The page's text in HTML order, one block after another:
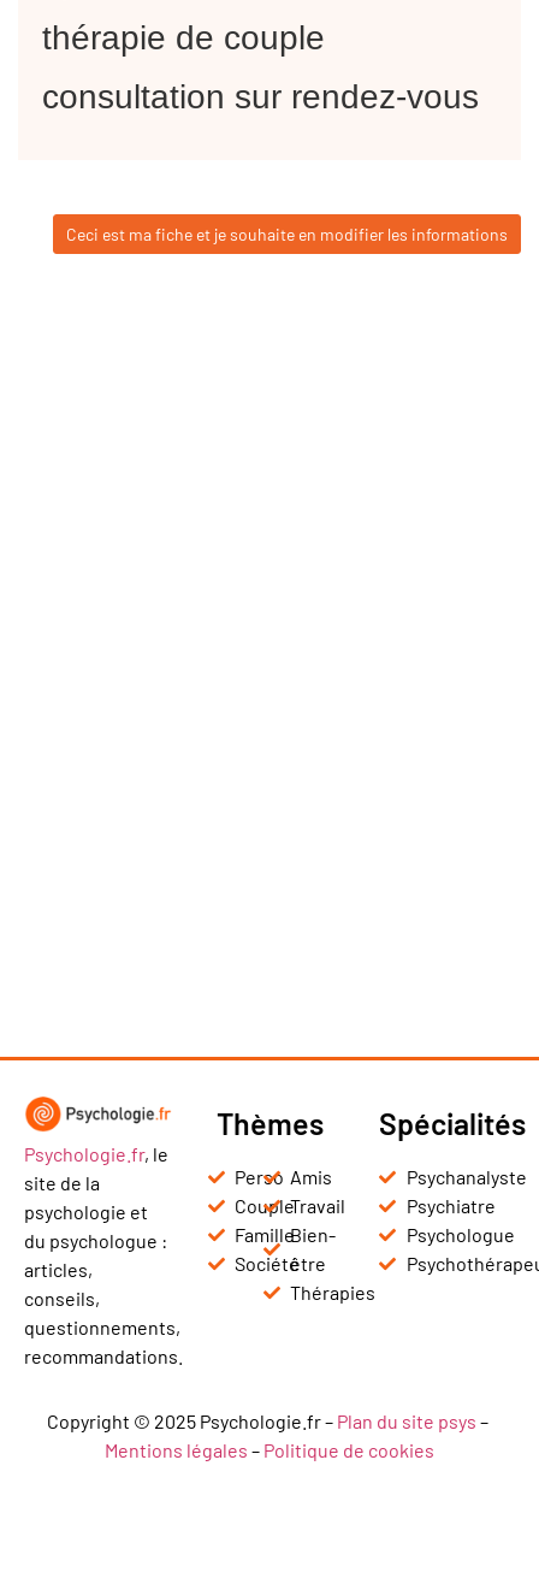
thérapie de couple
consultation sur rendez-vous
Ceci est ma fiche et je souhaite en modifier les informations
Psychologie.fr, le
site de la
psychologie et
du psychologue :
articles,
conseils,
questionnements,
recommandations.
Thèmes
Perso
Couple
Famille
Société
Amis
Travail
Bien-
être
Thérapies
Spécialités
Psychanalyste
Psychiatre
Psychologue
Copyright © 2025 Psychologie.fr – Plan du site psys –
Mentions légales – Politique de cookies